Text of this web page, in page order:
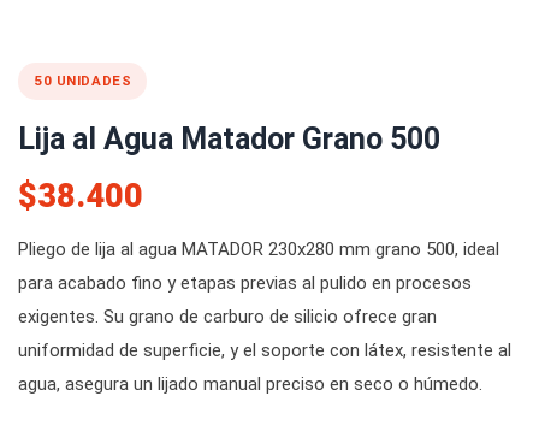
50 UNIDADES
Lija al Agua Matador Grano 500
$38.400
Pliego de lija al agua MATADOR 230x280 mm grano 500, ideal
para acabado fino y etapas previas al pulido en procesos
exigentes. Su grano de carburo de silicio ofrece gran
uniformidad de superficie, y el soporte con látex, resistente al
agua, asegura un lijado manual preciso en seco o húmedo.